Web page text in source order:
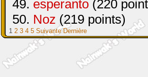
49. esperanto (220
50. Noz (219 points)
1 2 3 4 5 Suivante Dernière